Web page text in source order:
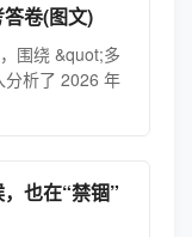
卷(图文)
围绕 &quot;多
分析了 2026 年
也在“禁锢”